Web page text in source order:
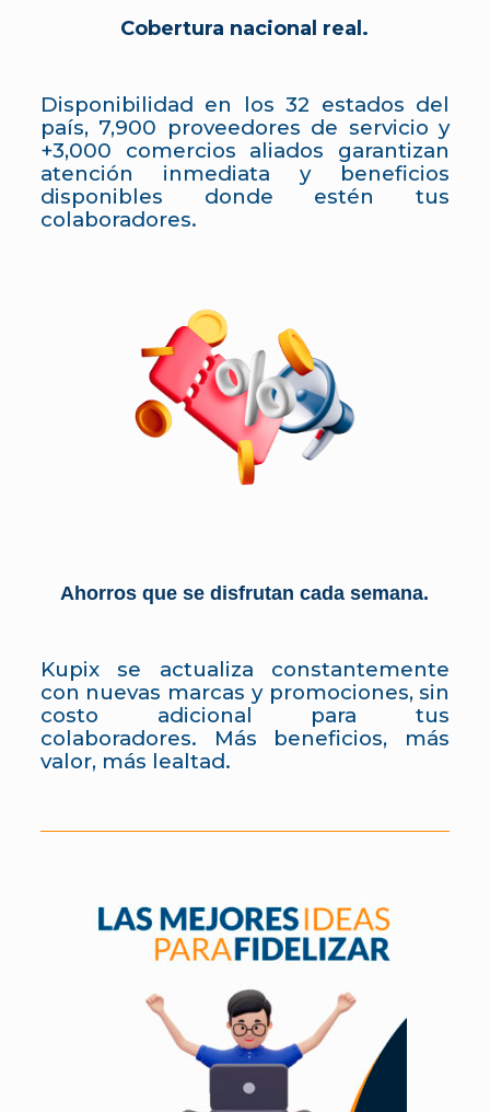
Cobertura nacional real.
Disponibilidad en los 32 estados del
país, 7,900 proveedores de servicio y
+3,000 comercios aliados garantizan
atención inmediata y beneficios
disponibles donde estén tus
colaboradores.
Ahorros que se disfrutan cada semana.
Kupix se actualiza constantemente
con nuevas marcas y promociones, sin
costo adicional para tus
colaboradores. Más beneficios, más
valor, más lealtad.